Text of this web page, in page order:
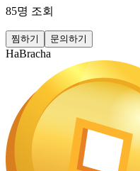
85명 조회
찜하기 문의하기
HaBracha